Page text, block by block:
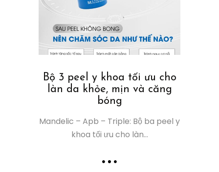
Bộ 3 peel y khoa tối ưu cho
làn da khỏe, mịn và căng
bóng
Mandelic – Apb – Triple: Bộ ba peel y
khoa tối ưu cho làn...